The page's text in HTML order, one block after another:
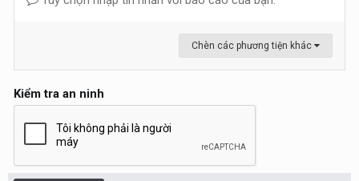
Chèn các phương tiện khác
Kiểm tra an ninh